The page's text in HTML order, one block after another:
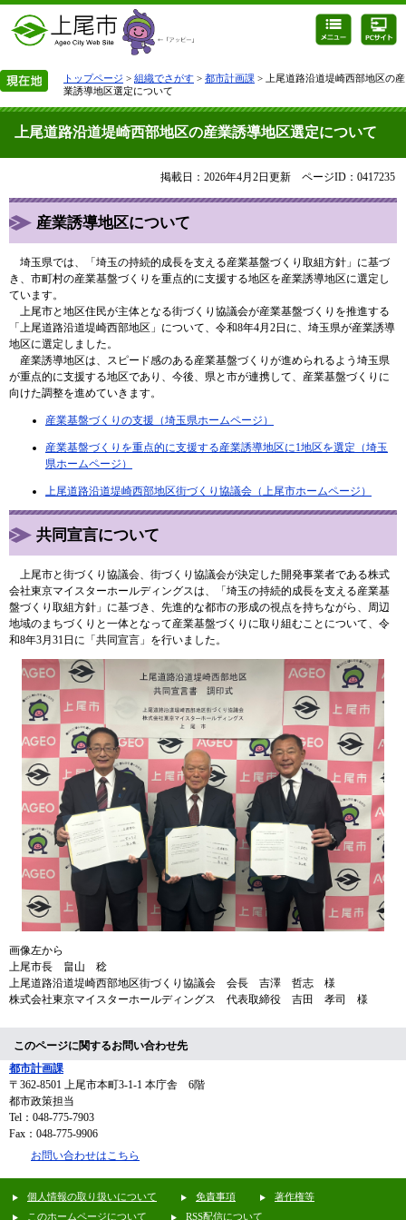
トップページ > 組織でさがす > 都市計画課 > 上尾道路沿道堤崎西部地区の産
業誘導地区選定について
上尾道路沿道堤崎西部地区の産業誘導地区選定について
掲載日：2026年4月2日更新 ページID：0417235
産業誘導地区について
埼玉県では、「埼玉の持続的成長を支える産業基盤づくり取組方針」に基づ
き、市町村の産業基盤づくりを重点的に支援する地区を産業誘導地区に選定し
ています。
上尾市と地区住民が主体となる街づくり協議会が産業基盤づくりを推進する
「上尾道路沿道堤崎西部地区」について、令和8年4月2日に、埼玉県が産業誘導
地区に選定しました。
産業誘導地区は、スピード感のある産業基盤づくりが進められるよう埼玉県
が重点的に支援する地区であり、今後、県と市が連携して、産業基盤づくりに
向けた調整を進めていきます。
産業基盤づくりの支援（埼玉県ホームページ）
産業基盤づくりを重点的に支援する産業誘導地区に1地区を選定（埼玉
県ホームページ）
上尾道路沿道堤崎西部地区街づくり協議会（上尾市ホームページ）
共同宣言について
上尾市と街づくり協議会、街づくり協議会が決定した開発事業者である株式
会社東京マイスターホールディングスは、「埼玉の持続的成長を支える産業基
盤づくり取組方針」に基づき、先進的な都市の形成の視点を持ちながら、周辺
地域のまちづくりと一体となって産業基盤づくりに取り組むことについて、令
和8年3月31日に「共同宣言」を行いました。
画像左から
​上尾市長 畠山 稔
上尾道路沿道堤崎西部地区街づくり協議会 会長 吉澤 哲志 様
​株式会社東京マイスターホールディングス 代表取締役 吉田 孝司 様
このページに関するお問い合わせ先
都市計画課
〒362-8501 上尾市本町3-1-1 本庁舎 6階
都市政策担当
Tel：048-775-7903
Fax：048-775-9906
お問い合わせはこちら
個人情報の取り扱いについて 免責事項
著作権等
このホームページについて
RSS配信について